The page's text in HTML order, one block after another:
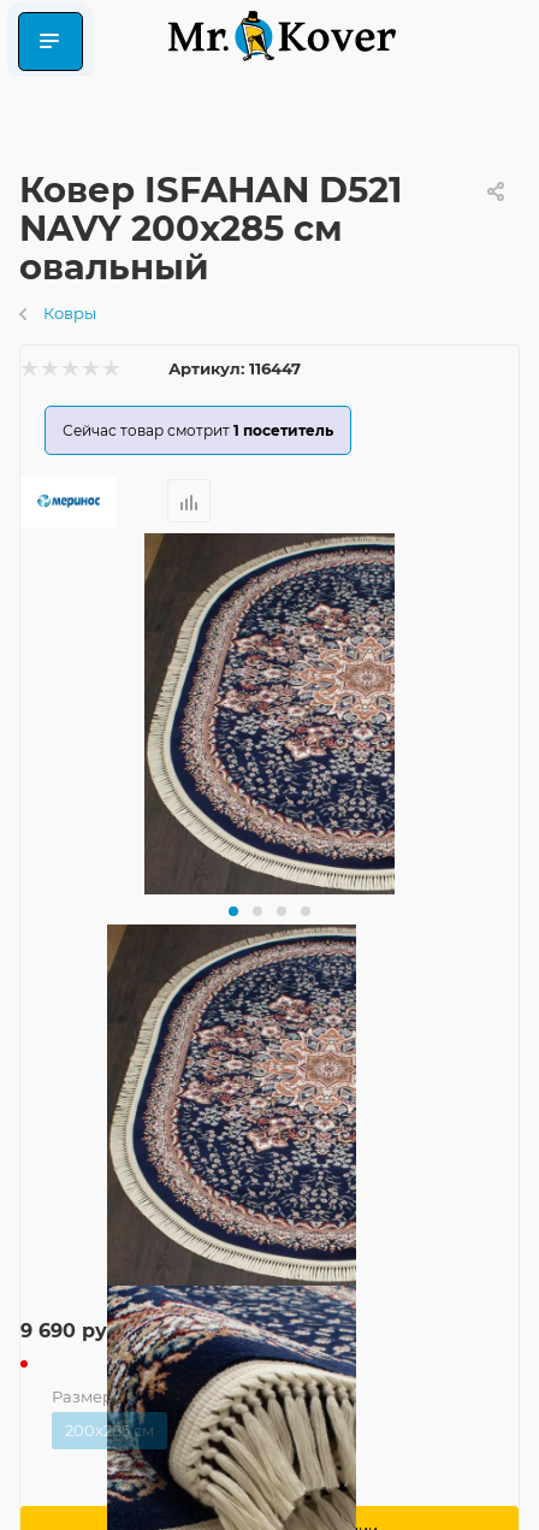
Ковер ISFAHAN D521
NAVY 200x285 см
овальный
Ковры
Артикул: 116447
Сейчас товар смотрит 1 посетитель
9 690 руб.
Размер — 200x285 см
200x285 см